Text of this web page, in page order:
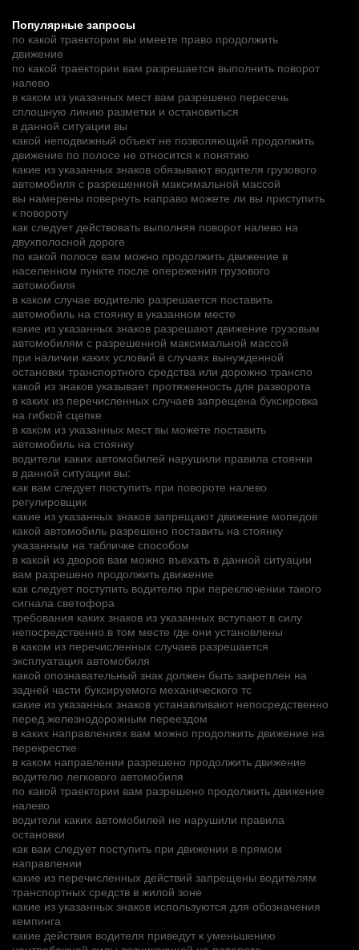
Популярные запросы
по какой траектории вы имеете право продолжить
движение
по какой траектории вам разрешается выполнить поворот
налево
в каком из указанных мест вам разрешено пересечь
сплошную линию разметки и остановиться
в данной ситуации вы
какой неподвижный объект не позволяющий продолжить
движение по полосе не относится к понятию
какие из указанных знаков обязывают водителя грузового
автомобиля с разрешенной максимальной массой
вы намерены повернуть направо можете ли вы приступить
к повороту
как следует действовать выполняя поворот налево на
двухполосной дороге
по какой полосе вам можно продолжить движение в
населенном пункте после опережения грузового
автомобиля
в каком случае водителю разрешается поставить
автомобиль на стоянку в указанном месте
какие из указанных знаков разрешают движение грузовым
автомобилям с разрешенной максимальной массой
при наличии каких условий в случаях вынужденной
остановки транспортного средства или дорожно транспо
какой из знаков указывает протяженность для разворота
в каких из перечисленных случаев запрещена буксировка
на гибкой сцепке
в каком из указанных мест вы можете поставить
автомобиль на стоянку
водители каких автомобилей нарушили правила стоянки
в данной ситуации вы:
как вам следует поступить при повороте налево
регулировщик
какие из указанных знаков запрещают движение мопедов
какой автомобиль разрешено поставить на стоянку
указанным на табличке способом
в какой из дворов вам можно въехать в данной ситуации
вам разрешено продолжить движение
как следует поступить водителю при переключении такого
сигнала светофора
требования каких знаков из указанных вступают в силу
непосредственно в том месте где они установлены
в каком из перечисленных случаев разрешается
эксплуатация автомобиля
какой опознавательный знак должен быть закреплен на
задней части буксируемого механического тс
какие из указанных знаков устанавливают непосредственно
перед железнодорожным переездом
в каких направлениях вам можно продолжить движение на
перекрестке
в каком направлении разрешено продолжить движение
водителю легкового автомобиля
по какой траектории вам разрешено продолжить движение
налево
водители каких автомобилей не нарушили правила
остановки
как вам следует поступить при движении в прямом
направлении
какие из перечисленных действий запрещены водителям
транспортных средств в жилой зоне
какие из указанных знаков используются для обозначения
кемпинга
какие действия водителя приведут к уменьшению